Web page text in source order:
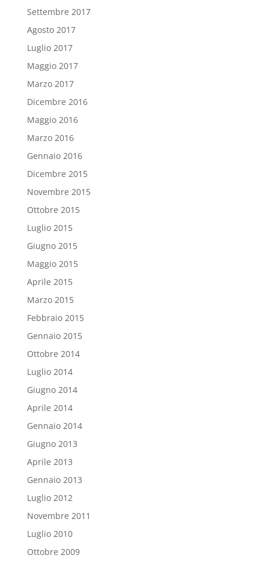
Settembre 2017
Agosto 2017
Luglio 2017
Maggio 2017
Marzo 2017
Dicembre 2016
Maggio 2016
Marzo 2016
Gennaio 2016
Dicembre 2015
Novembre 2015
Ottobre 2015
Luglio 2015
Giugno 2015
Maggio 2015
Aprile 2015
Marzo 2015
Febbraio 2015
Gennaio 2015
Ottobre 2014
Luglio 2014
Giugno 2014
Aprile 2014
Gennaio 2014
Giugno 2013
Aprile 2013
Gennaio 2013
Luglio 2012
Novembre 2011
Luglio 2010
Ottobre 2009